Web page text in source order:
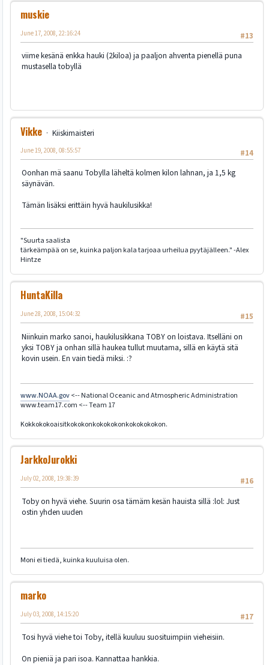
muskie
#13
June 17, 2008, 22:16:24
viime kesänä enkka hauki (2kiloa) ja paaljon ahventa pienellä puna
mustasella tobyllä
Vikke
Kiiskimaisteri
#14
June 19, 2008, 08:55:57
Oonhan mä saanu Tobylla läheltä kolmen kilon lahnan, ja 1,5 kg
säynävän.
Tämän lisäksi erittäin hyvä haukilusikka!
"Suurta saalista
tärkeämpää on se, kuinka paljon kala tarjoaa urheilua pyytäjälleen." -Alex
Hintze
HuntaKilla
#15
June 28, 2008, 15:04:32
Niinkuin marko sanoi, haukilusikkana TOBY on loistava. Itselläni on
yksi TOBY ja onhan sillä haukea tullut muutama, sillä en käytä sitä
kovin usein. En vain tiedä miksi. :?
www.NOAA.gov<-- National Oceanic and Atmospheric Administration
www.team17.com <-- Team 17
Kokkokokoaisitkokokonkokokokonkokokokokon.
JarkkoJurokki
#16
July 02, 2008, 19:38:39
Toby on hyvä viehe. Suurin osa tämäm kesän hauista sillä :lol: Just
ostin yhden uuden
Moni ei tiedä, kuinka kuuluisa olen.
marko
#17
July 03, 2008, 14:15:20
Tosi hyvä viehe toi Toby, itellä kuuluu suosituimpiin vieheisiin.
On pieniä ja pari isoa. Kannattaa hankkia.